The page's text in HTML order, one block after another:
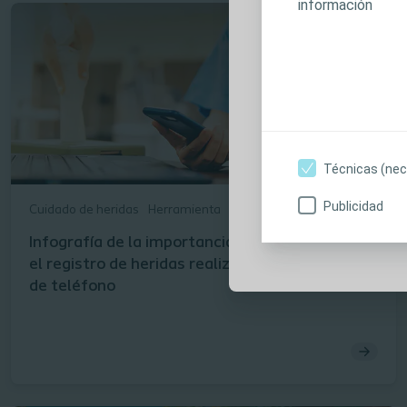
información
Técnicas
Publicidad
los productos
instrucciones
iniciar sesión,
sin su
Soy profesional
Cuidado de heridas Herramienta
Infografía de la importancia de la fotografía en
el registro de heridas realizado con una cámara
de teléfono